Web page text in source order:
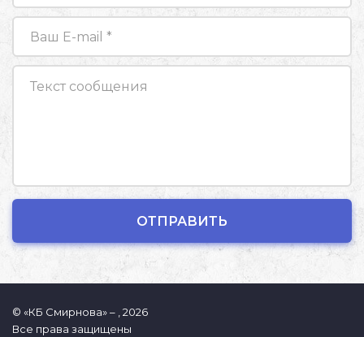
© «КБ Смирнова» – , 2026
Все права защищены